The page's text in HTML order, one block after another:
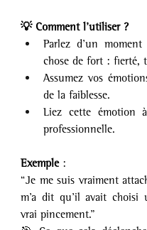
💡 Comment l’utiliser ?
Parlez d’un
chose de fort : fierté,
Assumez vos
de la faiblesse.
Liez cette émotion
professionnelle.
Exemple :
“Je me suis vraiment
m’a dit qu’il avait choisi
vrai pincement.”